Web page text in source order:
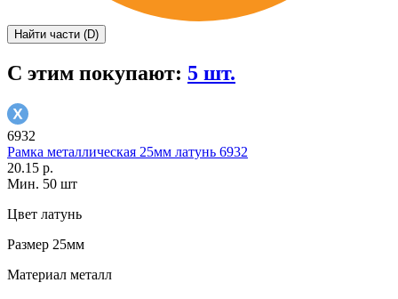
Найти части (D)
С этим покупают: 5 шт.
6932
Рамка металлическая 25мм латунь 6932
20.15 р.
Мин. 50 шт
Цвет латунь
Размер 25мм
Материал металл